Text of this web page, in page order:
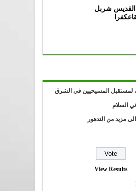
القديس شربل
لمستقبل المسيحيين في الشرق
السلام
مزيد من التدهور
View Results